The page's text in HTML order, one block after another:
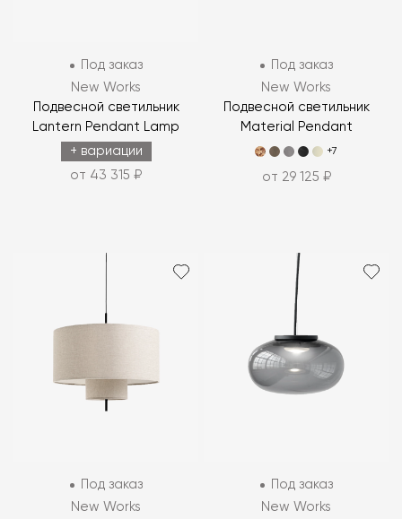
Под заказ
New Works
Подвесной светильник
Lantern Pendant Lamp
+ вариации
от 43 315 ₽
Под заказ
New Works
Подвесной светильник
Material Pendant
+7
от 29 125 ₽
Под заказ
New Works
Под заказ
New Works